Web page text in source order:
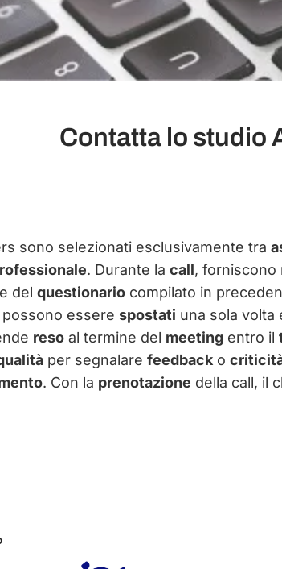
Contatta lo studio
sono selezionati esclusivamente tra
. Durante la call, forniscono
del questionario compilato in
possono essere spostati una sola volta
reso al termine del meeting entro il
per segnalare feedback o
. Con la prenotazione della call, il